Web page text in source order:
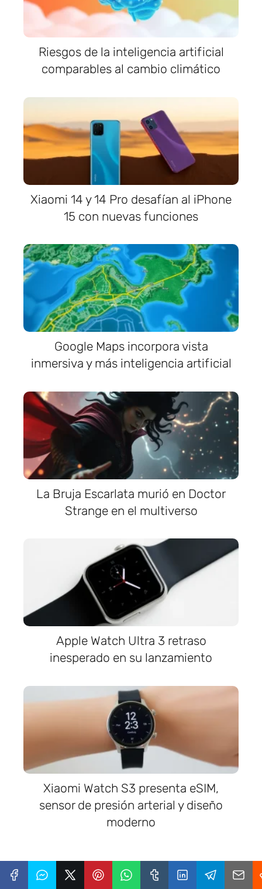
Riesgos de la inteligencia artificial
comparables al cambio climático
Xiaomi 14 y 14 Pro desafían al iPhone
15 con nuevas funciones
Google Maps incorpora vista
inmersiva y más inteligencia artificial
La Bruja Escarlata murió en Doctor
Strange en el multiverso
Apple Watch Ultra 3 retraso
inesperado en su lanzamiento
Xiaomi Watch S3 presenta eSIM,
sensor de presión arterial y diseño
moderno